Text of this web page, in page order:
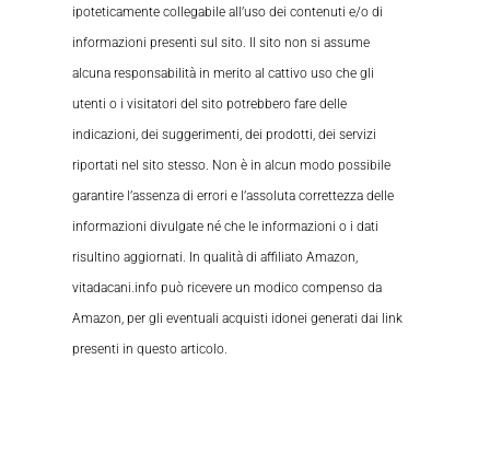
ipoteticamente collegabile all’uso dei contenuti e/o di
informazioni presenti sul sito. Il sito non si assume
alcuna responsabilità in merito al cattivo uso che gli
utenti o i visitatori del sito potrebbero fare delle
indicazioni, dei suggerimenti, dei prodotti, dei servizi
riportati nel sito stesso. Non è in alcun modo possibile
garantire l’assenza di errori e l’assoluta correttezza delle
informazioni divulgate né che le informazioni o i dati
risultino aggiornati. In qualità di affiliato Amazon,
vitadacani.info può ricevere un modico compenso da
Amazon, per gli eventuali acquisti idonei generati dai link
presenti in questo articolo.